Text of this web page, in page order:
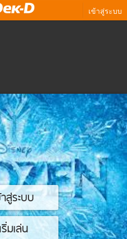
เข้าสู่ระบบ
สู่ระบบ
เริ่มเล่น